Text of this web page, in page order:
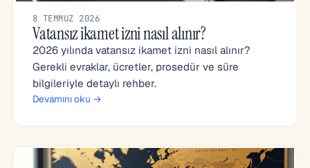
8 TEMMUZ 2026
Vatansız ikamet izni nasıl alınır?
2026 yılında vatansız ikamet izni nasıl alınır?
Gerekli evraklar, ücretler, prosedür ve süre
bilgileriyle detaylı rehber.
Devamını oku →